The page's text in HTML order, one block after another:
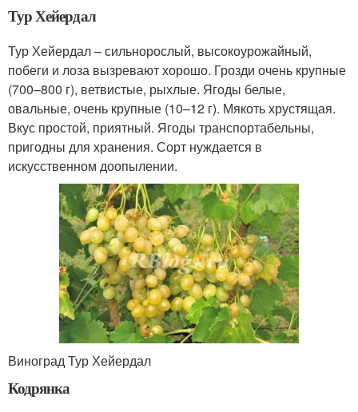
Тур Хейердал
Тур Хейердал – сильнорослый, высокоурожайный,
побеги и лоза вызревают хорошо. Грозди очень крупные
(700–800 г), ветвистые, рыхлые. Ягоды белые,
овальные, очень крупные (10–12 г). Мякоть хрустящая.
Вкус простой, приятный. Ягоды транспортабельны,
пригодны для хранения. Сорт нуждается в
искусственном доопылении.
Виноград Тур Хейердал
Кодрянка